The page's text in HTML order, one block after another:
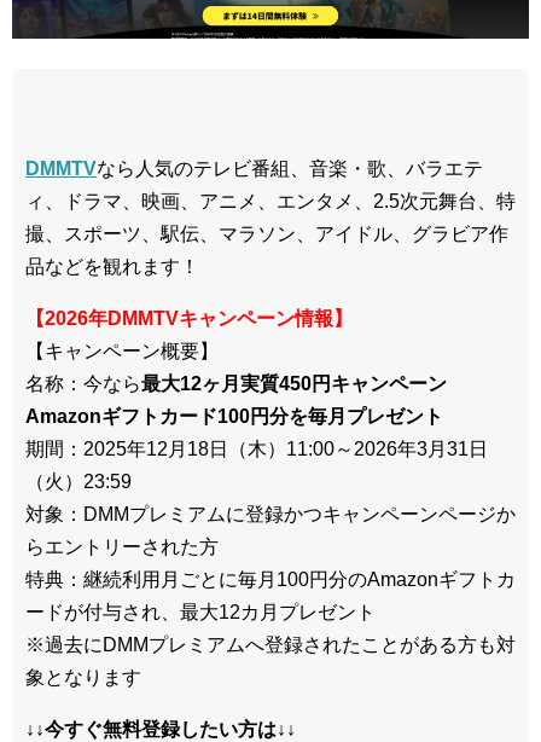
DMMTVなら人気のテレビ番組、音楽・歌、バラエテ
ィ、ドラマ、映画、アニメ、エンタメ、2.5次元舞台、特
撮、スポーツ、駅伝、マラソン、アイドル、グラビア作
品などを観れます！
【2026年DMMTVキャンペーン情報】
【キャンペーン概要】
名称：今なら最大12ヶ月実質450円キャンペーン
Amazonギフトカード100円分を毎月プレゼント
期間：2025年12月18日（木）11:00～2026年3月 31日
（火）23:59
対象：DMMプレミアムに登録かつキャンペーンページか
らエント リーされた方
特典：継続利用月ごとに毎月100円分のAmazonギフトカ
ー ドが付与され、最大12カ月プレゼント
※過去にDMMプレミアムへ登録されたことがある方も対
象となり ます
↓↓今すぐ無料登録したい方は↓↓